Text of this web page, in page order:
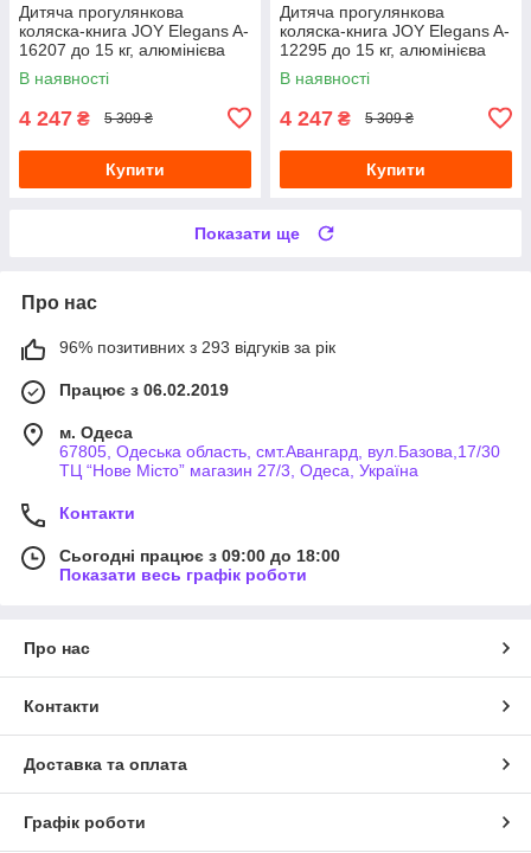
Дитяча прогулянкова
коляска-книга JOY Elegans A-
16207 до 15 кг, алюмінієва
рама, з багажним кошиком,
чохол,
В наявності
4 247 ₴ 5 309 ₴
Купити
Дитяча прогулянкова
коляска-книга JOY Elegans A-
12295 до 15 кг, алюмінієва
рама, футкавер, підсклянник,
телескопічна ручка,
В наявності
4 247 ₴ 5 309 ₴
Купити
Показати ще
Про нас
96% позитивних з 293 відгуків за рік
Працює з 06.02.2019
м. Одеса
67805, Одеська область, смт.Авангард, вул.Базова,17/30
ТЦ “Нове Місто” магазин 27/3, Одеса, Україна
Контакти
Сьогодні працює з 09:00 до 18:00
Показати весь графік роботи
Про нас
Контакти
Доставка та оплата
Графік роботи